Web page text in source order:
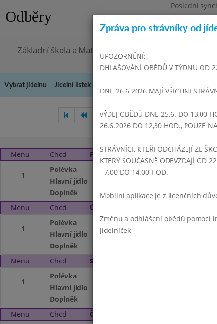
Odběry
Poslední
Úterý
Omezení
Základní škola a Mateřská škola Dr. Edvarda Beneše,
Vybrat jídelnu Jídelní lístek
Listopad 2009 Prosinec
Menu Chod Pondělí 4. 1. 2010
1
Polévka
Kmínová
Hlavní jídlo
Doplněk
Čaj s citronem,
Menu
Chod Úterý 5. 1. 2010
1
Polévka
Frankfurtská
Hlavní jídlo
Doplněk
Menu
Chod Středa 6. 1. 2010
1
Polévka
Hlavní jídlo
Doplněk
Menu
Chod Čtvrtek 7. 1. 2010
Zpráva pro strávníky od
UPOZORNĚNÍ:
DHLAŠOVÁNÍ OBĚDŮ V TÝDNU OD
DNE 26.6.2026 MAJÍ VŠICHNI
vÝDEJ OBĚDŮ DNE 25.6. DO 13,00
26.6.2026 DO 12,30 HOD., POUZE
STRÁVNÍCI, KTEŘÍ ODCHÁZEJÍ ZE
KTERÝ SOUČASNĚ ODEVZDAJÍ OD
- 7.00 DO 14.00 HOD.
Mobilní aplikace je z licenčních
Změnu a odhlášení obědů pomocí
jídelníček